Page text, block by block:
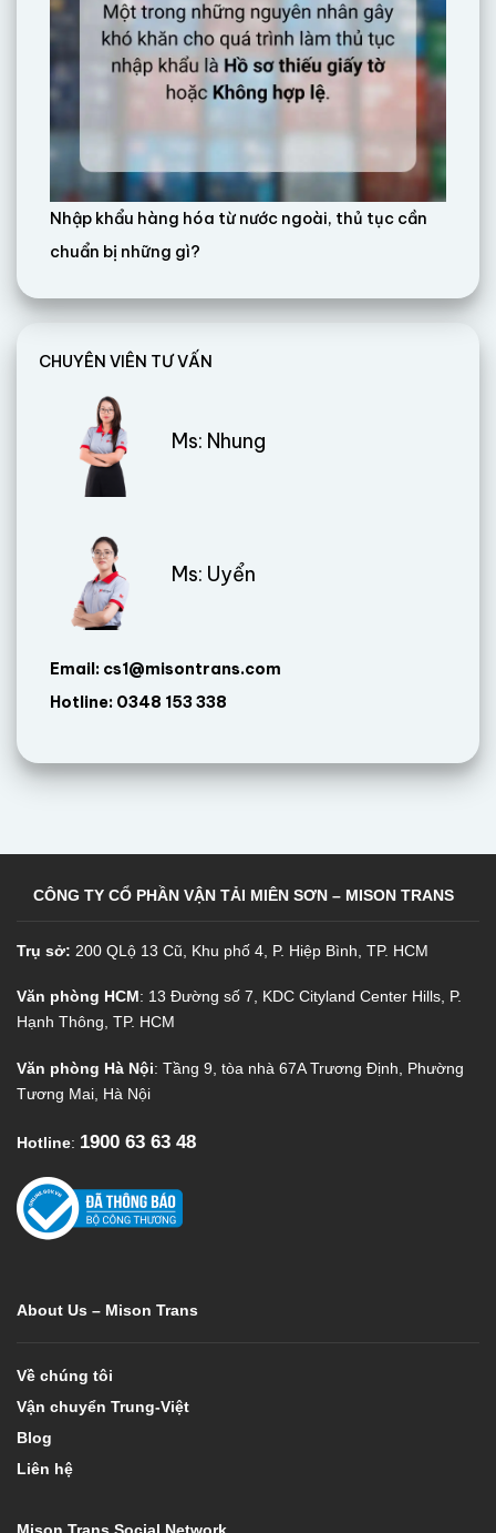
Nhập khẩu hàng hóa từ nước ngoài, thủ tục cần
chuẩn bị những gì?
CHUYÊN VIÊN TƯ VẤN
Ms: Nhung
Ms: Uyển
Email: cs1@misontrans.com
Hotline: 0348 153 338
CÔNG TY CỔ PHẦN VẬN TẢI MIÊN SƠN – MISON TRANS
Trụ sở: 200 QLộ 13 Cũ, Khu phố 4, P. Hiệp Bình, TP. HCM
Văn phòng HCM: 13 Đường số 7, KDC Cityland Center Hills, P.
Hạnh Thông, TP. HCM
Văn phòng Hà Nội: Tầng 9, tòa nhà 67A Trương Định, Phường
Tương Mai, Hà Nội
Hotline: 1900 63 63 48
About Us – Mison Trans
Về chúng tôi
Vận chuyển Trung-Việt
Blog
Liên hệ